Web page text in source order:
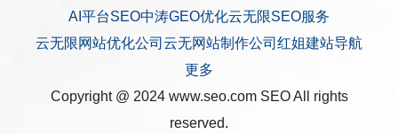
AI平台SEO中涛GEO优化云无限SEO服务
云无限网站优化公司 云无网站制作公司 红姐建站导航
更多
Copyright @ 2024 www.seo.com SEOAll rights
reserved.